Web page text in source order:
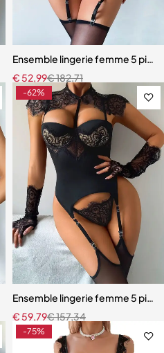
pièces avec soutien-gorge à
Ensemble lingerie femme 5
€182,71
€ 52,99
ajustée et broderie florale
-62%
Ensemble lingerie femme 5
€157,34
€ 59,79
-75%